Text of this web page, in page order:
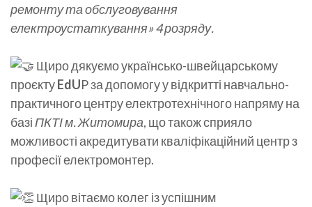
ремонту та обслуговування
електроустаткування» 4 розряду.
Щиро дякуємо українсько-швейцарському
проєктуEdUP за допомогу у відкритті навчально-
практичного центру електротехнічного напряму на
базіПКТІ м. Житомира, що також сприяло
можливості акредитувати кваліфікаційний центр з
професії електромонтер.
Щиро вітаємо колег із успішним